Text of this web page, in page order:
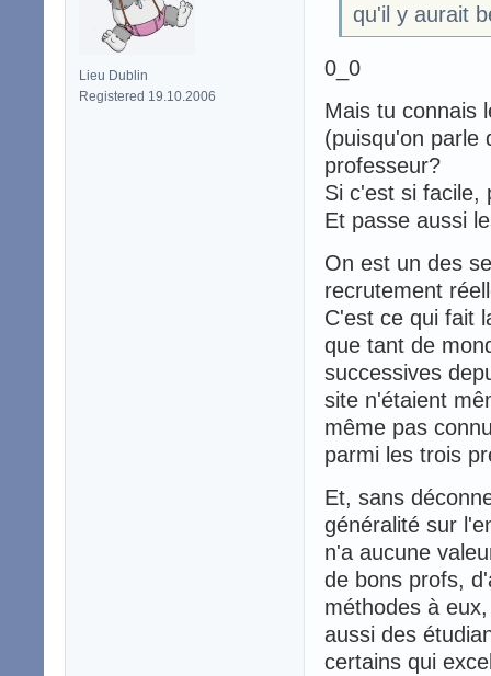
Lieu Dublin
Registered 19.10.2006
qu'il y aurait
0_0
Mais tu connais
(puisqu'on parle
professeur?
Si c'est si facile,
Et passe aussi
On est un des
recrutement
C'est ce qui fait
que tant de
successives
site n'étaient
même pas
parmi les trois
Et, sans
généralité sur
n'a aucune
de bons profs,
méthodes à
aussi des
certains qui